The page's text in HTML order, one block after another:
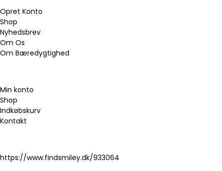
Opret Konto
Shop
Nyhedsbrev
Om Os
Om Bæredygtighed
Min konto
Shop
Indkøbskurv
Kontakt
https://www.findsmiley.dk/933064